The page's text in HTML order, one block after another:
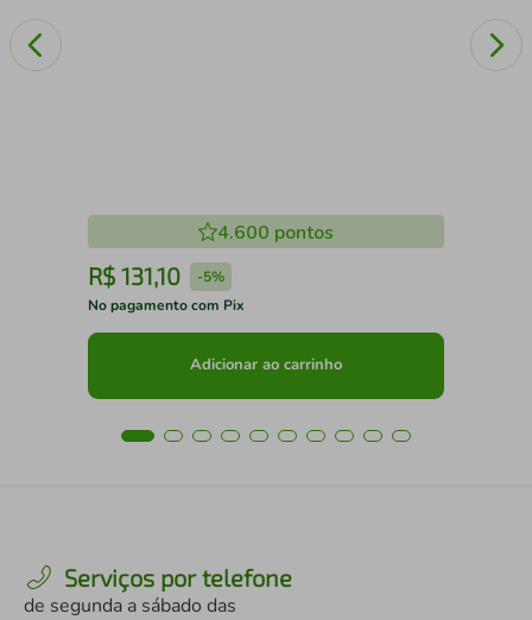
4.600 pontos
R$ 131,10 -5%
No pagamento com Pix
Adicionar ao carrinho
Serviços por telefone
de segunda a sábado das